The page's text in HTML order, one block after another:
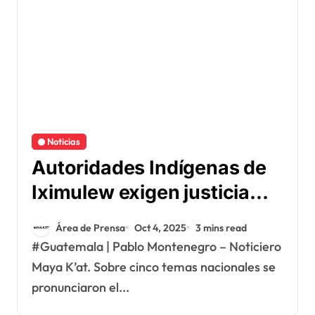
Noticias
Autoridades Indígenas de
Iximulew exigen justicia
por la Masacre de Alaska y
piden la liberación
inmediata de exiliados y
presos políticos.
Área de Prensa Oct 4, 2025 3 mins read
#Guatemala | Pablo Montenegro – Noticiero
Maya K’at. Sobre cinco temas nacionales se
pronunciaron el...